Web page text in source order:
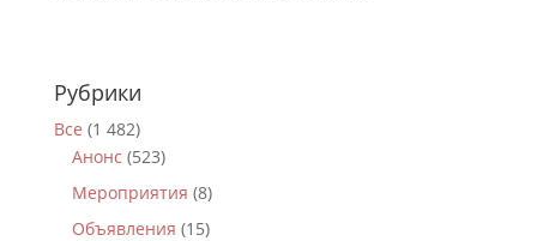
Рубрики
Все (1 482)
Анонс (523)
Мероприятия (8)
Объявления (15)